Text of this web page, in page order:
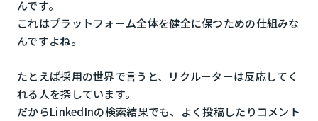
んです。
これはプラットフォーム全体を健全に保つための仕組みな
んですよね。
たとえば採用の世界で言うと、リクルーターは反応してく
れる人を探しています。
だからLinkedInの検索結果でも、よく投稿したりコメント